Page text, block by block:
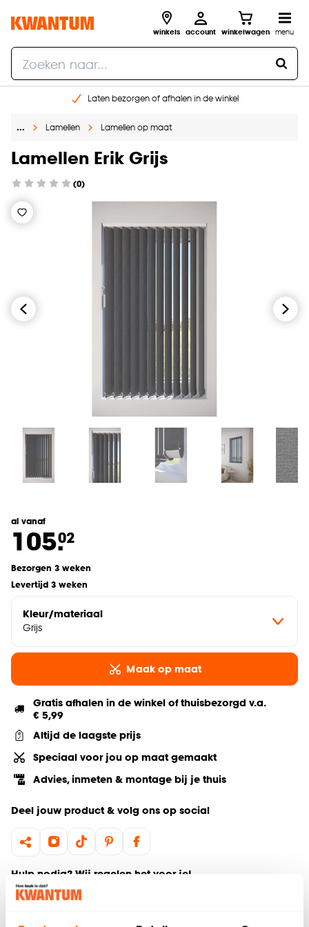
winkels account winkelwagen menu
Laten bezorgen of afhalen in de winkel
Gratis raam advies en inmeten aan huis
… Lamellen Lamellen op maat
Lamellen Erik Grijs
(0)
al vanaf
105.02
Bezorgen 3 weken
Levertijd 3 weken
Kleur/materiaal
Grijs
Maak op maat
Gratis afhalen in de winkel of thuisbezorgd v.a.
€ 5,99
Altijd de laagste prijs
Speciaal voor jou op maat gemaakt
Advies, inmeten & montage bij je thuis
Deel jouw product & volg ons op social
Hulp nodig? Wij regelen het voor je!